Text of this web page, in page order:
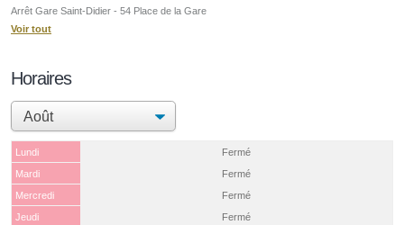
Arrêt Gare Saint-Didier - 54 Place de la Gare
Voir tout
Horaires
Lundi
Fermé
Mardi
Fermé
Mercredi
Fermé
Jeudi
Fermé